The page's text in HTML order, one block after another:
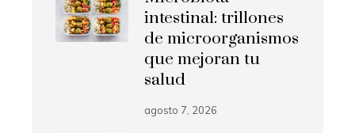
intestinal: trillones
de microorganismos
que mejoran tu
salud
agosto 7, 2026